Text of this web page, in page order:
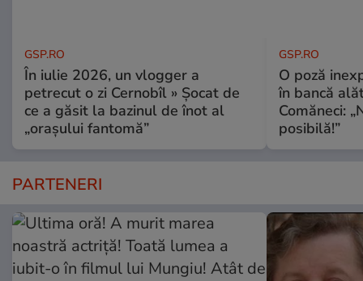
GSP.RO
În iulie 2026, un vlogger a
petrecut o zi Cernobîl » Șocat de
ce a găsit la bazinul de înot al
„orașului fantomă”
GSP.RO
O poză
în bancă
Comăneci:
posibilă!”
PARTENERI